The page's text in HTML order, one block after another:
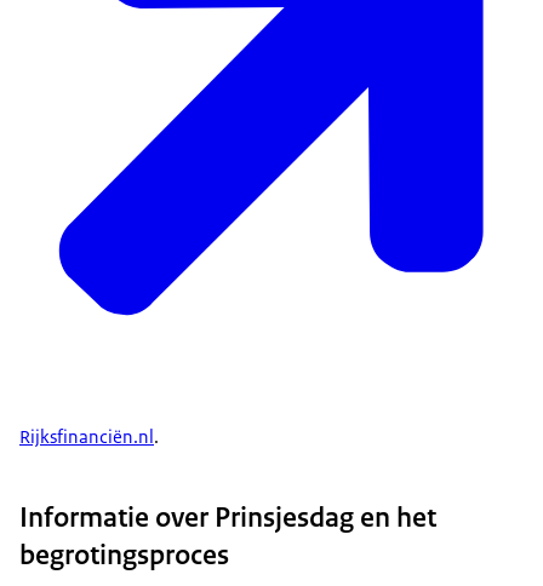
Rijksfinanciën.nl.
Informatie over Prinsjesdag en het
begrotingsproces